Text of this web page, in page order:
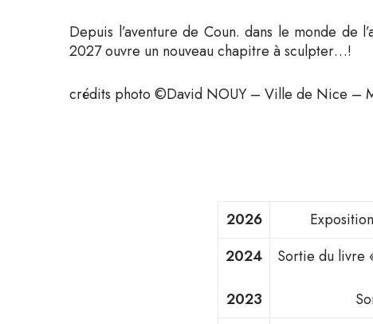
Depuis l’aventure de Coun. dans le monde de
2027 ouvre un nouveau chapitre à sculpter…!
crédits photo ©David NOUY – Ville de Nice –
2026
2024
2023
Sortie du livre